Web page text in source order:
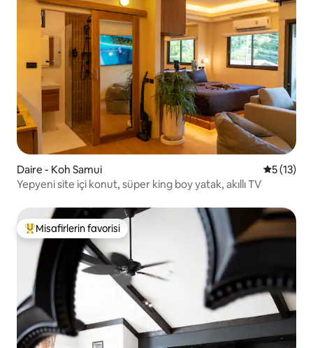
Daire - Koh Samui 55 (13)
Yepyeni site içi konut, süper king boy yatak, akıllı TV
Misafirlerin favorilerinden en beğenilenler arasında
Misafirlerin favorisi